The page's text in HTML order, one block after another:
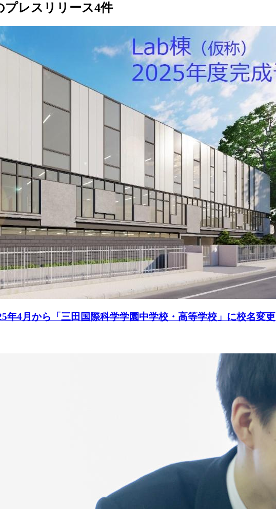
プレスリリース4件
年4月から「三田国際科学学園中学校・高等学校」に校名変更